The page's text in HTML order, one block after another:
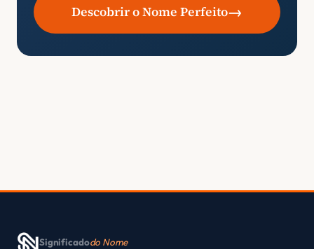
Descobrir o Nome Perfeito→
Significadodo Nome